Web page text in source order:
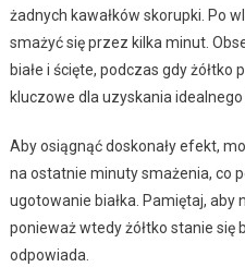
żadnych kawałków skorupki. Po
smażyć się przez kilka minut.
białe i ścięte, podczas gdy
kluczowe dla uzyskania idealnego
Aby osiągnąć doskonały efekt,
na ostatnie minuty smażenia, co
ugotowanie białka. Pamiętaj, aby
ponieważ wtedy żółtko stanie się
odpowiada.